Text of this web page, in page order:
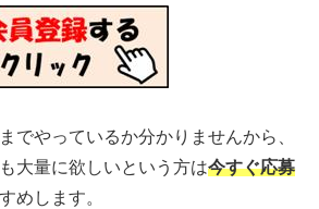
でやっているか分かりませんから、
大量に欲しいという方は今すぐ応募
めします。